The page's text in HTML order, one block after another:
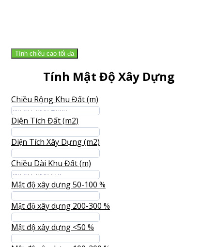
Tính chiều cao tối đa
Tính Mật Độ Xây Dựng
Chiều Rộng Khu Đất (m)
Diện Tích Đất (m2)
Diện Tích Xây Dựng (m2)
Chiều Dài Khu Đất (m)
Mật độ xây dựng 50-100 %
Mật độ xây dựng 200-300 %
Mật độ xây dựng <50 %